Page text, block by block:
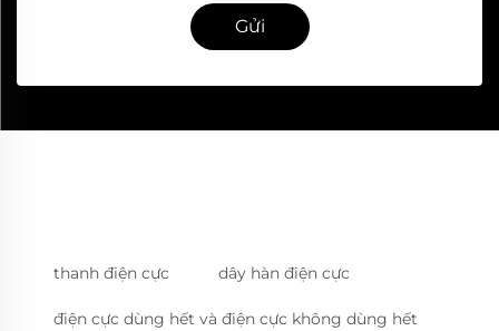
Gửi
thanh điện cực dây hàn điện cực
điện cực dùng hết và điện cực không dùng hết